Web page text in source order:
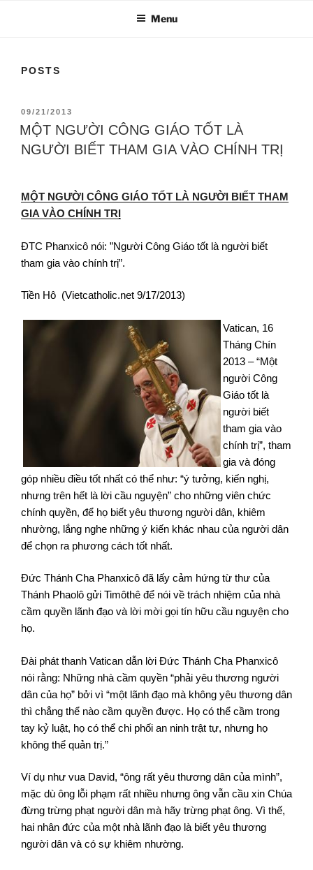
Menu
POSTS
09/21/2013
MỘT NGƯỜI CÔNG GIÁO TỐT LÀ
NGƯỜI BIẾT THAM GIA VÀO CHÍNH TRỊ
MỘT NGƯỜI CÔNG GIÁO TỐT LÀ NGƯỜI BIẾT THAM
GIA VÀO CHÍNH TRỊ
ĐTC Phanxicô nói: ”Người Công Giáo tốt là người biết
tham gia vào chính trị”.
Tiền Hô (Vietcatholic.net 9/17/2013)
Vatican, 16
Tháng Chín
2013 – “Một
người Công
Giáo tốt là
người biết
tham gia vào
chính trị”, tham
gia và đóng
góp nhiều điều tốt nhất có thể như: “ý tưởng, kiến nghị,
nhưng trên hết là lời cầu nguyện” cho những viên chức
chính quyền, để họ biết yêu thương người dân, khiêm
nhường, lắng nghe những ý kiến khác nhau của người dân
để chọn ra phương cách tốt nhất.
Đức Thánh Cha Phanxicô đã lấy cảm hứng từ thư của
Thánh Phaolô gửi Timôthê để nói về trách nhiệm của nhà
cầm quyền lãnh đạo và lời mời gọi tín hữu cầu nguyện cho
họ.
Đài phát thanh Vatican dẫn lời Đức Thánh Cha Phanxicô
nói rằng: Những nhà cầm quyền “phải yêu thương người
dân của họ” bởi vì “một lãnh đạo mà không yêu thương dân
thì chẳng thể nào cầm quyền được. Họ có thể cầm trong
tay kỷ luật, họ có thể chi phối an ninh trật tự, nhưng họ
không thể quản trị.”
Ví dụ như vua David, “ông rất yêu thương dân của mình”,
mặc dù ông lỗi phạm rất nhiều nhưng ông vẫn cầu xin Chúa
đừng trừng phạt người dân mà hãy trừng phạt ông. Vì thế,
hai nhân đức của một nhà lãnh đạo là biết yêu thương
người dân và có sự khiêm nhường.